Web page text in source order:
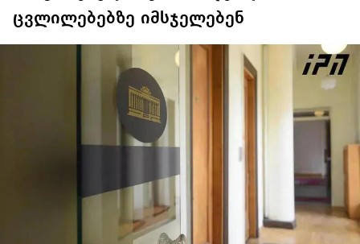
ცვლილებებზე იმსჯელებენ